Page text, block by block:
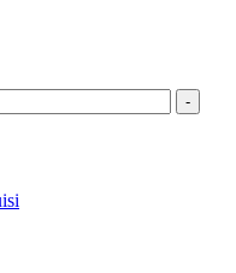
-